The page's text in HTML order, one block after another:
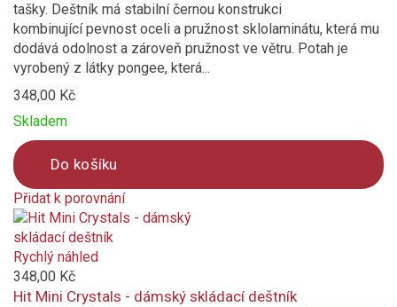
tašky. Deštník má stabilní černou konstrukci
kombinující pevnost oceli a pružnost sklolaminátu, která mu
dodává odolnost a zároveň pružnost ve větru. Potah je
vyrobený z látky pongee, která...
348,00 Kč
Skladem
Do košíku
Přidat k porovnání
Product
is
added
to
compare
Rychlý náhled
348,00 Kč
Hit Mini Crystals - dámský skládací deštník